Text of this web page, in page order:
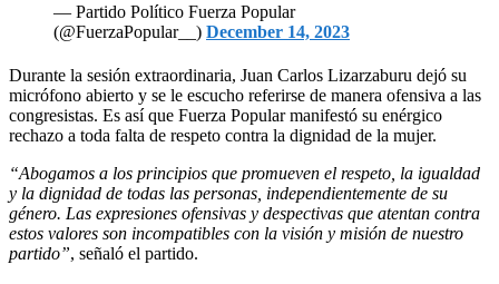
— Partido Político Fuerza Popular
(@FuerzaPopular__) December 14, 2023
Durante la sesión extraordinaria, Juan Carlos Lizarzaburu dejó su
micrófono abierto y se le escucho referirse de manera ofensiva a las
congresistas. Es así que Fuerza Popular manifestó su enérgico
rechazo a toda falta de respeto contra la dignidad de la mujer.
“Abogamos a los principios que promueven el respeto, la igualdad
y la dignidad de todas las personas, independientemente de su
género. Las expresiones ofensivas y despectivas que atentan contra
estos valores son incompatibles con la visión y misión de nuestro
partido”, señaló el partido.